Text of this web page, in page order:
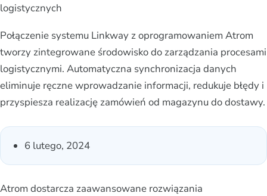
logistycznych
Połączenie systemu Linkway z oprogramowaniem Atrom
tworzy zintegrowane środowisko do zarządzania procesami
logistycznymi. Automatyczna synchronizacja danych
eliminuje ręczne wprowadzanie informacji, redukuje błędy i
przyspiesza realizację zamówień od magazynu do dostawy.
6 lutego, 2024
Atrom dostarcza zaawansowane rozwiązania